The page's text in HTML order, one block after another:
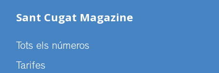
Sant Cugat Magazine
Tots els números
Tarifes